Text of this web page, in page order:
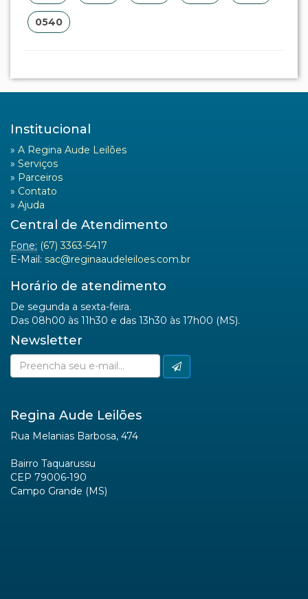
0540
Institucional
» A Regina Aude Leilões
» Serviços
» Parceiros
» Contato
» Ajuda
Central de Atendimento
Fone: (67) 3363-5417
E-Mail: sac@reginaaudeleiloes.com.br
Horário de atendimento
De segunda a sexta-feira.
Das 08h00 às 11h30 e das 13h30 às 17h00 (MS).
Newsletter
Regina Aude Leilões
Rua Melanias Barbosa, 474
Bairro Taquarussu
CEP 79006-190
Campo Grande (MS)